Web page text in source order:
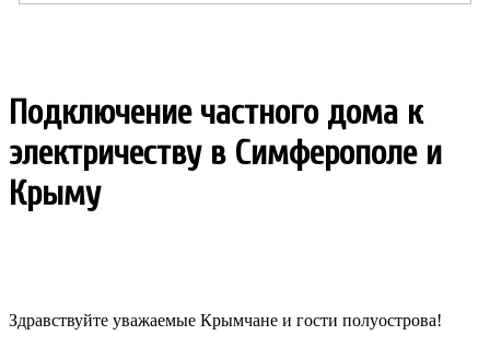
Подключение частного дома к
электричеству в Симферополе и
Крыму
Здравствуйте уважаемые Крымчане и гости полуострова!